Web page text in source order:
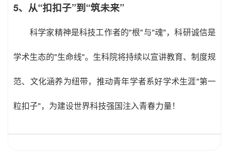
5、从“扣扣子”到“筑未来”
科学家精神是科技工作者的"根"与"魂"，科研诚信是
学术生态的"生命线"。生科院将持续以宣讲教育、制度规
范、文化涵养为纽带，推动青年学者系好学术生涯"第一
粒扣子"，为建设世界科技强国注入青春力量！